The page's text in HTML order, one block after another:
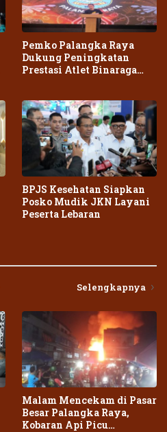
Pemko Palangka Raya
Dukung Peningkatan
Prestasi Atlet Binaraga
BPJS Kesehatan Siapkan
Posko Mudik JKN Layani
Peserta Lebaran
Selengkapnya
Malam Mencekam di Pasar
Besar Palangka Raya,
Kobaran Api Picu